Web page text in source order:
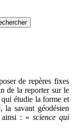
de repères fixes
de la reporter sur le
qui étudie la forme et
la savant géodésien
ainsi : « science qui